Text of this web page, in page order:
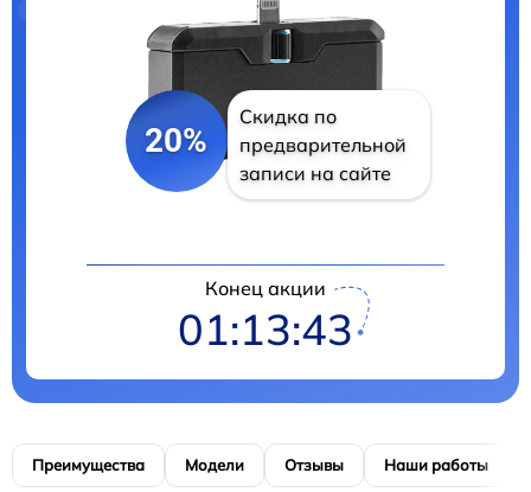
20%
Скидка по
предварительной
записи на сайте
Конец акции
01:13:42
Преимущества Модели Отзывы Наши работы